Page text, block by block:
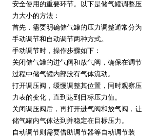
安全使用的重要环节。以下是储气罐调整压
力大小的方法：
首先，需要明确储气罐的压力调整通常分为
手动调节和自动调节两种方式。
手动调节时，操作步骤如下：
关闭储气罐的进气阀和放气阀，确保在调节
过程中储气罐内部没有气体流动。
打开调压阀，缓慢调整其位置，同时观察压
力表的变化，直到达到目标压力值。
关闭调压阀后，再打开进气阀和放气阀，让
储气罐内气体达到并稳定在目标压力。
自动调节则需要借助调节器等自动调节装